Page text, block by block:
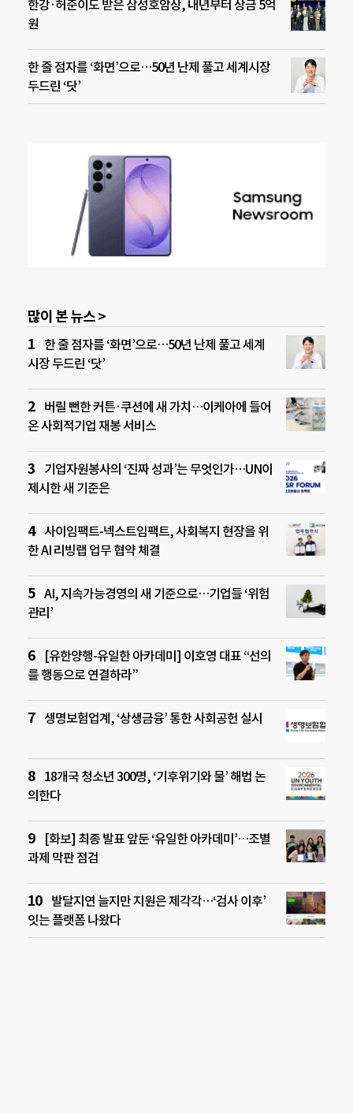
한강·허준이도 받은 삼성호암상, 내년부터 상금 5억
원
한 줄 점자를 ‘화면’으로…50년 난제 풀고 세계시장
두드린 ‘닷’
많이 본 뉴스 >
한 줄 점자를 ‘화면’으로…50년 난제 풀고 세계
시장 두드린 ‘닷’
버릴 뻔한 커튼·쿠션에 새 가치…이케아에 들어
온 사회적기업 재봉 서비스
기업자원봉사의 ‘진짜 성과’는 무엇인가…UN이
제시한 새 기준은
사이임팩트-넥스트임팩트, 사회복지 현장을 위
한 AI 리빙랩 업무 협약 체결
AI, 지속가능경영의 새 기준으로…기업들 ‘위험
관리’
[유한양행-유일한 아카데미] 이호영 대표 “선의
를 행동으로 연결하라”
생명보험업계, ‘상생금융’ 통한 사회공헌 실시
18개국 청소년 300명, ‘기후위기와 물’ 해법 논
의한다
[화보] 최종 발표 앞둔 ‘유일한 아카데미’…조별
과제 막판 점검
발달지연 늘지만 지원은 제각각…‘검사 이후’
잇는 플랫폼 나왔다